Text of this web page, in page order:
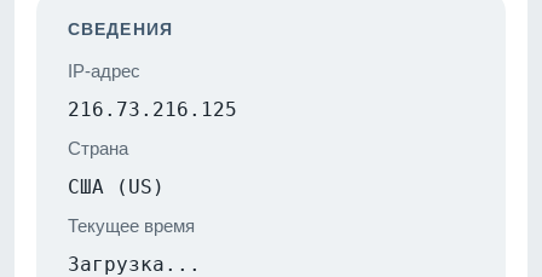
СВЕДЕНИЯ
IP-адрес
216.73.216.125
Страна
США (US)
Текущее время
Загрузка...